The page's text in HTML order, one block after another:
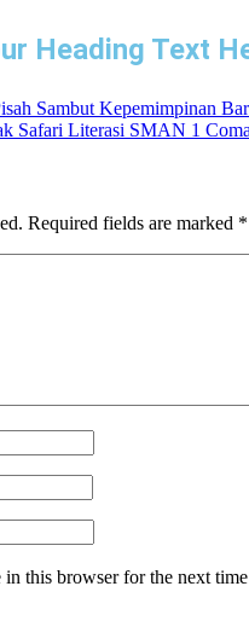
Heading Text
Sambut Kepemimpinan
Safari Literasi SMAN 1
Required fields are marked *
this browser for the next